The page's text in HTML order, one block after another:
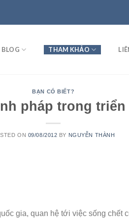
BLOG THAM KHẢO
BẠN CÓ BIẾT?
pháp trong triển
ON 09/08/2012 BY NGUYỄN THÀNH
gia, quan hệ tới việc sống chết